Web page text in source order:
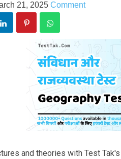
21, 2025 Comment
and theories with Test